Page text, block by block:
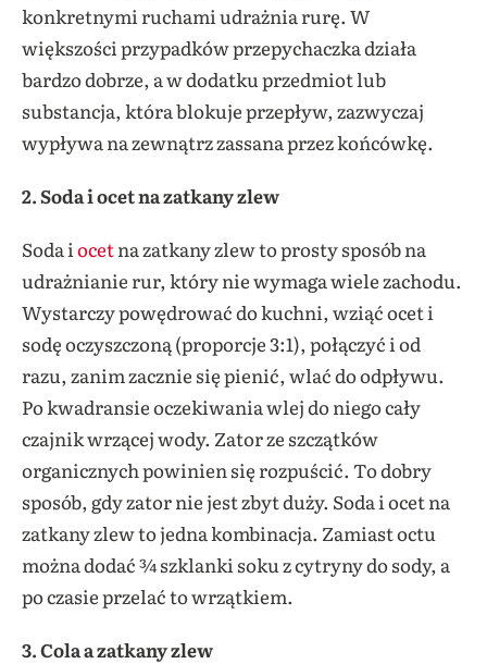
konkretnymi ruchami udrażnia rurę. W
większości przypadków przepychaczka działa
bardzo dobrze, a w dodatku przedmiot lub
substancja, która blokuje przepływ, zazwyczaj
wypływa na zewnątrz zassana przez końcówkę.
2. Soda i ocet na zatkany zlew
Soda iocetna zatkany zlew to prosty sposób na
udrażnianie rur, który nie wymaga wiele zachodu.
Wystarczy powędrować do kuchni, wziąć ocet i
sodę oczyszczoną (proporcje 3:1), połączyć i od
razu, zanim zacznie się pienić, wlać do odpływu.
Po kwadransie oczekiwania wlej do niego cały
czajnik wrzącej wody. Zator ze szczątków
organicznych powinien się rozpuścić. To dobry
sposób, gdy zator nie jest zbyt duży. Soda i ocet na
zatkany zlew to jedna kombinacja. Zamiast octu
można dodać ¾ szklanki soku z cytryny do sody, a
po czasie przelać to wrzątkiem.
3. Cola a zatkany zlew